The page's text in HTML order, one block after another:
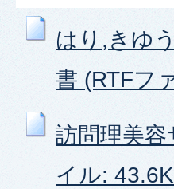
はり,きゆ
書 (RTFフ
訪問理美
イル: